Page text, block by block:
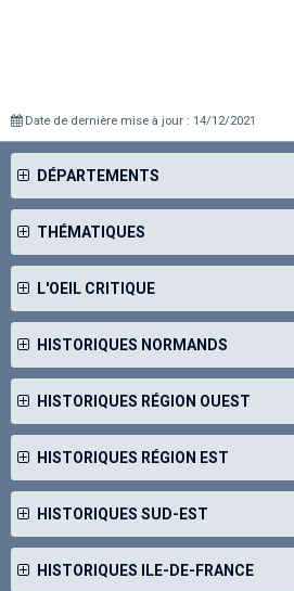
Date de dernière mise à jour : 14/12/2021
DÉPARTEMENTS
THÉMATIQUES
L'OEIL CRITIQUE
HISTORIQUES NORMANDS
HISTORIQUES RÉGION OUEST
HISTORIQUES RÉGION EST
HISTORIQUES SUD-EST
HISTORIQUES ILE-DE-FRANCE